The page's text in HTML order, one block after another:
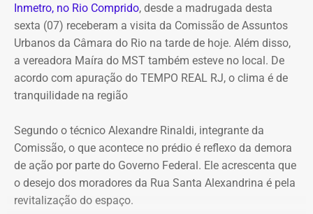
Inmetro, no Rio Comprido, desde a madrugada desta
sexta (07) receberam a visita da Comissão de Assuntos
Urbanos da Câmara do Rio na tarde de hoje. Além disso,
a vereadora Maíra do MST também esteve no local. De
acordo com apuração do TEMPO REAL RJ, o clima é de
tranquilidade na região
Segundo o técnico Alexandre Rinaldi, integrante da
Comissão, o que acontece no prédio é reflexo da demora
de ação por parte do Governo Federal. Ele acrescenta que
o desejo dos moradores da Rua Santa Alexandrina é pela
revitalização do espaço.